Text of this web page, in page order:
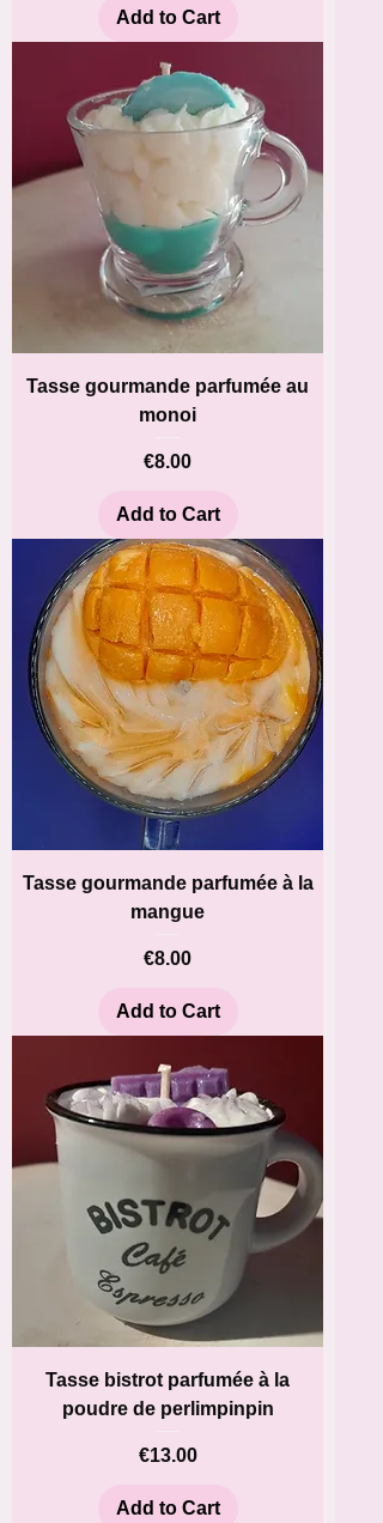
Add to Cart
Tasse gourmande parfumée au
monoi
Price
€8.00
Add to Cart
Tasse gourmande parfumée à la
mangue
Price
€8.00
Add to Cart
Tasse bistrot parfumée à la
poudre de perlimpinpin
Price
€13.00
Add to Cart